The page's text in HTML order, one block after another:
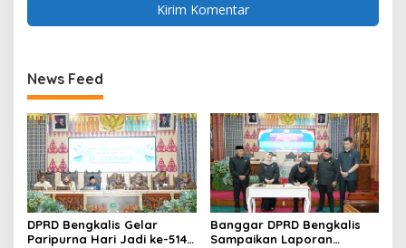
News Feed
DPRD Bengkalis Gelar
Paripurna Hari Jadi ke-514
Banggar DPRD Bengkalis
Sampaikan Laporan